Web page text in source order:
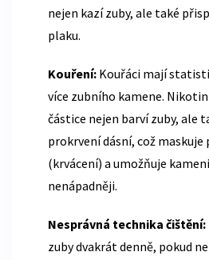
nejen kazí zuby, ale také
plaku.
Kouření: Kouřáci mají
více zubního kamene.
částice nejen barví zuby, ale
prokrvení dásní, což
(krvácení) a umožňuje
nenápadněji.
Nesprávná technika čištění:
zuby dvakrát denně, pokud